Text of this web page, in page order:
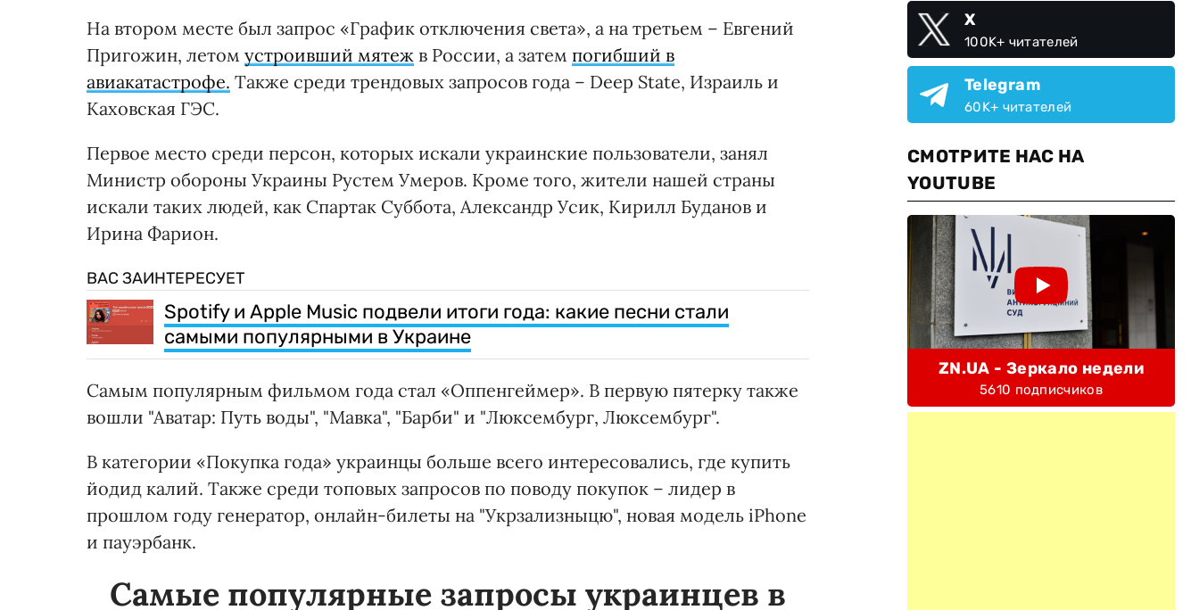
На втором месте был запрос «График отключения света», а на третьем – Евгений
Пригожин, летом устроивший мятеж в России, а затем погибший в
авиакатастрофе. Также среди трендовых запросов года – Deep State, Израиль и
Каховская ГЭС.
Первое место среди персон, которых искали украинские пользователи, занял
Министр обороны Украины Рустем Умеров. Кроме того, жители нашей страны
искали таких людей, как Спартак Суббота, Александр Усик, Кирилл Буданов и
Ирина Фарион.
ВАС ЗАИНТЕРЕСУЕТ
Spotify и Apple Music подвели итоги года: какие песни стали
самыми популярными в Украине
Самым популярным фильмом года стал «Оппенгеймер». В первую пятерку также
вошли "Аватар: Путь воды", "Мавка", "Барби" и "Люксембург, Люксембург".
В категории «Покупка года» украинцы больше всего интересовались, где купить
йодид калий. Также среди топовых запросов по поводу покупок – лидер в
прошлом году генератор, онлайн-билеты на "Укрзализныцю", новая модель iPhone
и пауэрбанк.
Самые популярные запросы украинцев в
X
100K+ читателей
Telegram
60K+ читателей
СМОТРИТЕ НАС НА
YOUTUBE
ZN.UA - Зеркало недели
5610 подписчиков